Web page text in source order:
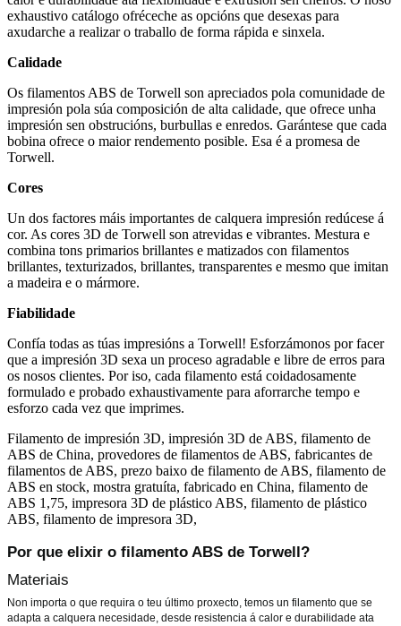
exhaustivo catálogo ofréceche as opcións que desexas para
axudarche a realizar o traballo de forma rápida e sinxela.
Calidade
Os filamentos ABS de Torwell son apreciados pola comunidade de
impresión pola súa composición de alta calidade, que ofrece unha
impresión sen obstrucións, burbullas e enredos. Garántese que cada
bobina ofrece o maior rendemento posible. Esa é a promesa de
Torwell.
Cores
Un dos factores máis importantes de calquera impresión redúcese á
cor. As cores 3D de Torwell son atrevidas e vibrantes. Mestura e
combina tons primarios brillantes e matizados con filamentos
brillantes, texturizados, brillantes, transparentes e mesmo que imitan
a madeira e o mármore.
Fiabilidade
Confía todas as túas impresións a Torwell! Esforzámonos por facer
que a impresión 3D sexa un proceso agradable e libre de erros para
os nosos clientes. Por iso, cada filamento está coidadosamente
formulado e probado exhaustivamente para aforrarche tempo e
esforzo cada vez que imprimes.
Filamento de impresión 3D, impresión 3D de ABS, filamento de
ABS de China, provedores de filamentos de ABS, fabricantes de
filamentos de ABS, prezo baixo de filamento de ABS, filamento de
ABS en stock, mostra gratuíta, fabricado en China, filamento de
ABS 1,75, impresora 3D de plástico ABS, filamento de plástico
ABS, filamento de impresora 3D,
Por que elixir o filamento ABS de Torwell?
Materiais
Non importa o que requira o teu último proxecto, temos un filamento que se
adapta a calquera necesidade, desde resistencia á calor e durabilidade ata